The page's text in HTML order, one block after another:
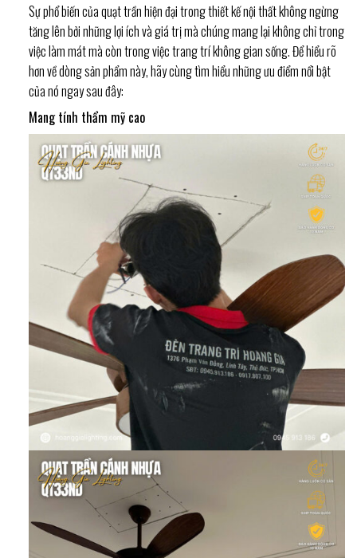
Sự phổ biến của quạt trần hiện đại trong thiết kế nội thất không ngừng
tăng lên bởi những lợi ích và giá trị mà chúng mang lại không chỉ trong
việc làm mát mà còn trong việc trang trí không gian sống. Để hiểu rõ
hơn về dòng sản phẩm này, hãy cùng tìm hiểu những ưu điểm nổi bật
của nó ngay sau đây:
Mang tính thẩm mỹ cao